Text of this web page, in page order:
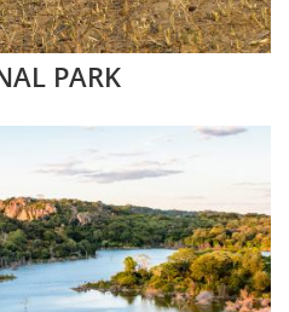
PARK